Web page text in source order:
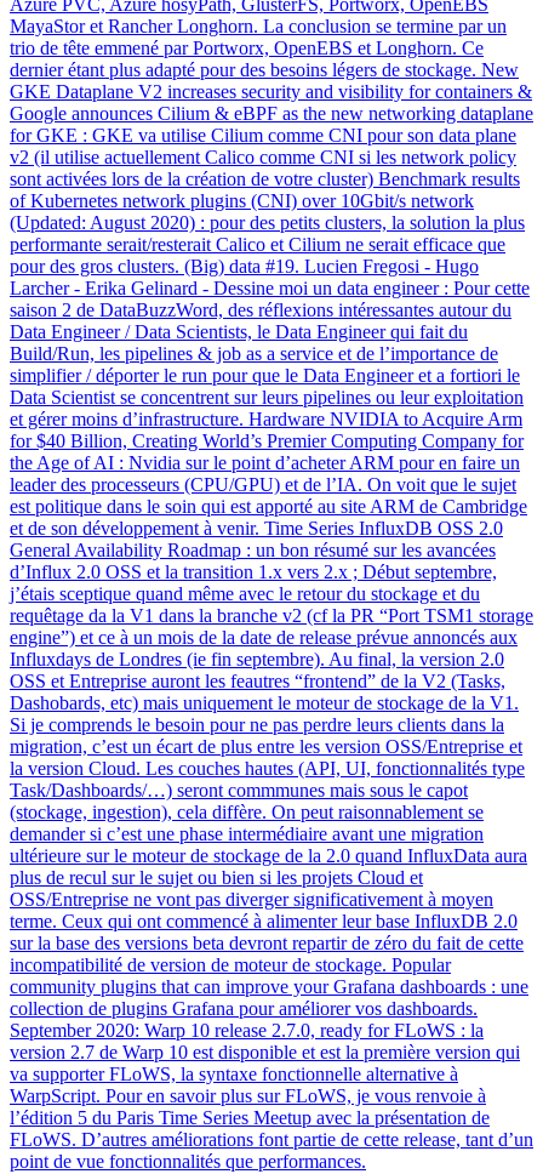
Azure PVC, Azure hosyPath, GlusterFS, Portworx, OpenEBS
MayaStor et Rancher Longhorn. La conclusion se termine par un
trio de tête emmené par Portworx, OpenEBS et Longhorn. Ce
dernier étant plus adapté pour des besoins légers de stockage. New
GKE Dataplane V2 increases security and visibility for containers &
Google announces Cilium & eBPF as the new networking dataplane
for GKE : GKE va utilise Cilium comme CNI pour son data plane
v2 (il utilise actuellement Calico comme CNI si les network policy
sont activées lors de la création de votre cluster) Benchmark results
of Kubernetes network plugins (CNI) over 10Gbit/s network
(Updated: August 2020) : pour des petits clusters, la solution la plus
performante serait/resterait Calico et Cilium ne serait efficace que
pour des gros clusters. (Big) data #19. Lucien Fregosi - Hugo
Larcher - Erika Gelinard - Dessine moi un data engineer : Pour cette
saison 2 de DataBuzzWord, des réflexions intéressantes autour du
Data Engineer / Data Scientists, le Data Engineer qui fait du
Build/Run, les pipelines & job as a service et de l’importance de
simplifier / déporter le run pour que le Data Engineer et a fortiori le
Data Scientist se concentrent sur leurs pipelines ou leur exploitation
et gérer moins d’infrastructure. Hardware NVIDIA to Acquire Arm
for $40 Billion, Creating World’s Premier Computing Company for
the Age of AI : Nvidia sur le point d’acheter ARM pour en faire un
leader des processeurs (CPU/GPU) et de l’IA. On voit que le sujet
est politique dans le soin qui est apporté au site ARM de Cambridge
et de son développement à venir. Time Series InfluxDB OSS 2.0
General Availability Roadmap : un bon résumé sur les avancées
d’Influx 2.0 OSS et la transition 1.x vers 2.x ; Début septembre,
j’étais sceptique quand même avec le retour du stockage et du
requêtage da la V1 dans la branche v2 (cf la PR “Port TSM1 storage
engine”) et ce à un mois de la date de release prévue annoncés aux
Influxdays de Londres (ie fin septembre). Au final, la version 2.0
OSS et Entreprise auront les feautres “frontend” de la V2 (Tasks,
Dashobards, etc) mais uniquement le moteur de stockage de la V1.
Si je comprends le besoin pour ne pas perdre leurs clients dans la
migration, c’est un écart de plus entre les version OSS/Entreprise et
la version Cloud. Les couches hautes (API, UI, fonctionnalités type
Task/Dashboards/…) seront commmunes mais sous le capot
(stockage, ingestion), cela diffère. On peut raisonnablement se
demander si c’est une phase intermédiaire avant une migration
ultérieure sur le moteur de stockage de la 2.0 quand InfluxData aura
plus de recul sur le sujet ou bien si les projets Cloud et
OSS/Entreprise ne vont pas diverger significativement à moyen
terme. Ceux qui ont commencé à alimenter leur base InfluxDB 2.0
sur la base des versions beta devront repartir de zéro du fait de cette
incompatibilité de version de moteur de stockage. Popular
community plugins that can improve your Grafana dashboards : une
collection de plugins Grafana pour améliorer vos dashboards.
September 2020: Warp 10 release 2.7.0, ready for FLoWS : la
version 2.7 de Warp 10 est disponible et est la première version qui
va supporter FLoWS, la syntaxe fonctionnelle alternative à
WarpScript. Pour en savoir plus sur FLoWS, je vous renvoie à
l’édition 5 du Paris Time Series Meetup avec la présentation de
FLoWS. D’autres améliorations font partie de cette release, tant d’un
point de vue fonctionnalités que performances.